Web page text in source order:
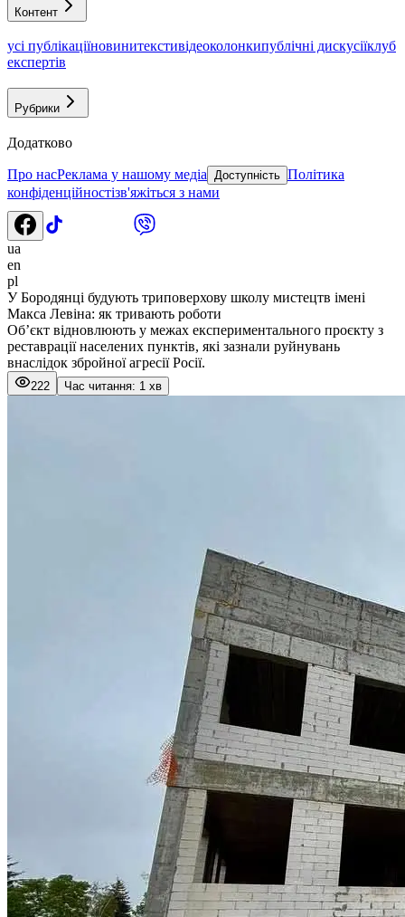
Контент
усі публікаціїновинитекстивідеоколонкипублічні дискусіїклуб
експертів
Рубрики
Додатково
Про насРеклама у нашому медіа Доступність Політика
конфіденційностізв'яжіться з нами
ua
en
pl
У Бородянці будують триповерхову школу мистецтв імені
Макса Левіна: як тривають роботи
Об’єкт відновлюють у межах експериментального проєкту з
реставрації населених пунктів, які зазнали руйнувань
внаслідок збройної агресії Росії.
222 Час читання: 1 хв